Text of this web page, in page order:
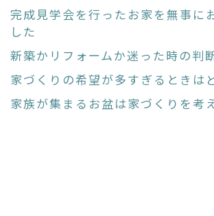
完成見学会を行ったお家を無事に
した
新築かリフォームか迷った時の判
家づくりの希望が多すぎるときは
家族が集まるお盆は家づくりを考